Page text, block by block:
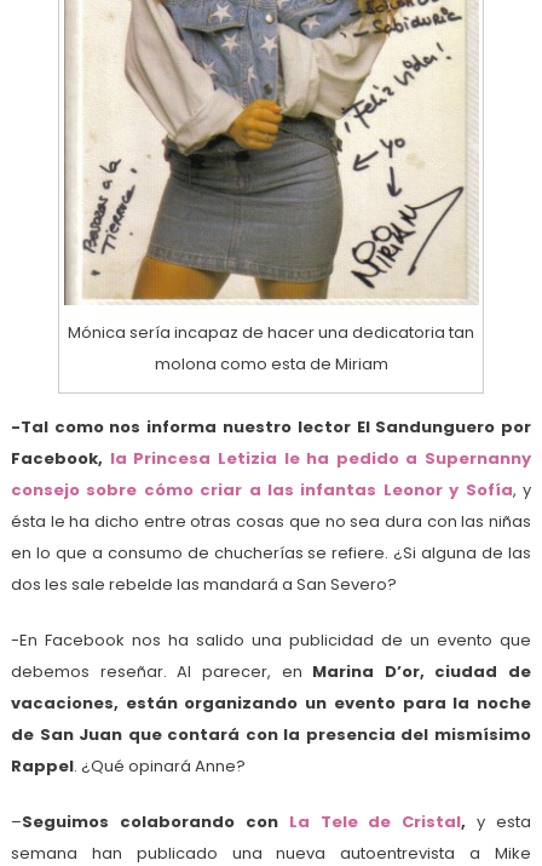
Mónica sería incapaz de hacer una dedicatoria tan
molona como esta de Miriam
-Tal como nos informa nuestro lector El Sandunguero por
Facebook, la Princesa Letizia le ha pedido a Supernanny
consejo sobre cómo criar a las infantas Leonor y Sofía, y
ésta le ha dicho entre otras cosas que no sea dura con las niñas
en lo que a consumo de chucherías se refiere. ¿Si alguna de las
dos les sale rebelde las mandará a San Severo?
-En Facebook nos ha salido una publicidad de un evento que
debemos reseñar. Al parecer, en Marina D’or, ciudad de
vacaciones, están organizando un evento para la noche
de San Juan que contará con la presencia del mismísimo
Rappel. ¿Qué opinará Anne?
–Seguimos colaborando con La Tele de Cristal, y esta
semana han publicado una nueva autoentrevista a Mike